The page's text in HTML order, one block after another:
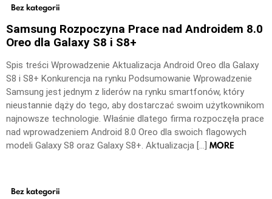
Bez kategorii
Samsung Rozpoczyna Prace nad Androidem 8.0
Oreo dla Galaxy S8 i S8+
Spis treści Wprowadzenie Aktualizacja Android Oreo dla Galaxy
S8 i S8+ Konkurencja na rynku Podsumowanie Wprowadzenie
Samsung jest jednym z liderów na rynku smartfonów, który
nieustannie dąży do tego, aby dostarczać swoim użytkownikom
najnowsze technologie. Właśnie dlatego firma rozpoczęła prace
nad wprowadzeniem Android 8.0 Oreo dla swoich flagowych
modeli Galaxy S8 oraz Galaxy S8+. Aktualizacja […] MORE
Bez kategorii